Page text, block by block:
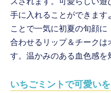
手に入れることができます
ことで一気に初夏の旬顔に
合わせるリップ＆チーク
す。温かみのある血色感を
いちごミントで可愛い